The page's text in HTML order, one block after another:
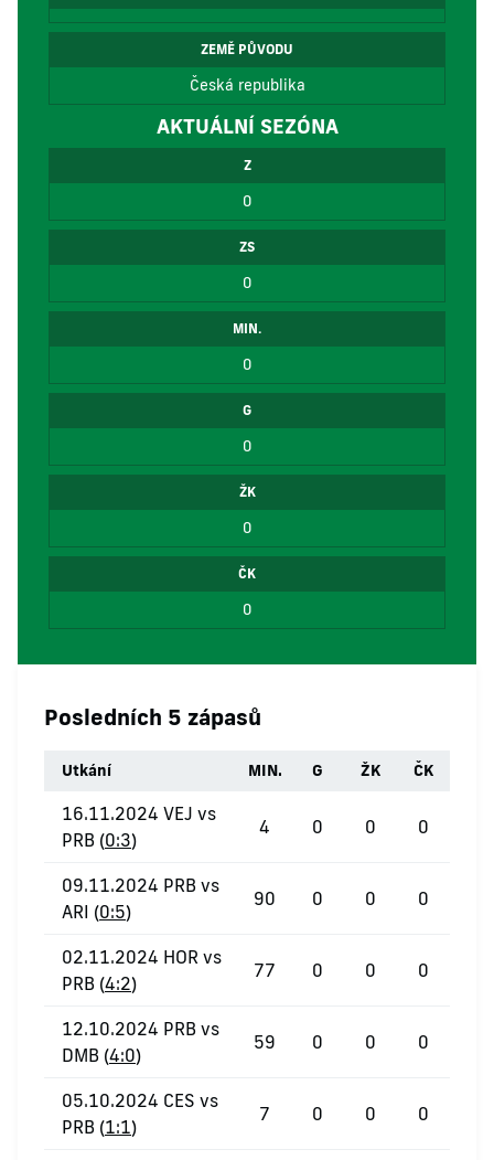
ZEMĚ PŮVODU
Česká republika
AKTUÁLNÍ SEZÓNA
Z
0
ZS
0
MIN.
0
G
0
ŽK
0
ČK
0
Posledních 5 zápasů
Utkání MIN. G ŽK ČK
16.11.2024 VEJ vs
PRB (0:3)
4 0 0 0
09.11.2024 PRB vs
ARI (0:5)
90 0 0 0
02.11.2024 HOR vs
PRB (4:2)
77 0 0 0
12.10.2024 PRB vs
DMB (4:0)
59 0 0 0
05.10.2024 CES vs
PRB (1:1)
7 0 0 0